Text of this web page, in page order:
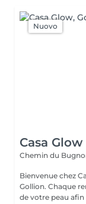
Nuovo
Casa Glow
Chemin du
Bienvenue chez
Gollion. Chaque rendez-vous débute par une analyse experte
de votre peau